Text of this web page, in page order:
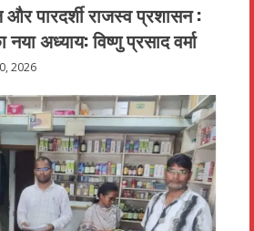
पारदर्शी राजस्व प्रशासन :
अध्याय: विष्णु प्रसाद वर्मा
2026